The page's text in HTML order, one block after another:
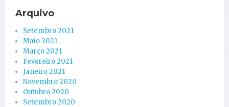
Arquivo
Setembro 2021
Maio 2021
Março 2021
Fevereiro 2021
Janeiro 2021
Novembro 2020
Outubro 2020
Setembro 2020